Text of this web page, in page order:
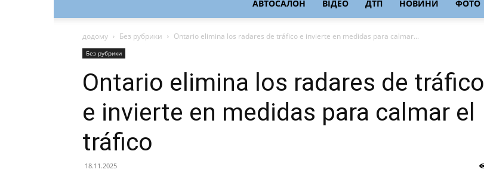
АВТОСАЛОН ВІДЕО ДТП НОВИНИ ФОТО
додому Без рубрики Ontario elimina los radares de tráfico e invierte en medidas para calmar...
Без рубрики
Ontario elimina los radares de tráfico
e invierte en medidas para calmar el
tráfico
18.11.2025